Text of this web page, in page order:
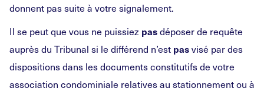
donnent pas suite à votre signalement.
Il se peut que vous ne puissiez pasdéposer de requête
auprès du Tribunal si le différend n’est pasvisé par des
dispositions dans les documents constitutifs de votre
association condominiale relatives au stationnement ou à